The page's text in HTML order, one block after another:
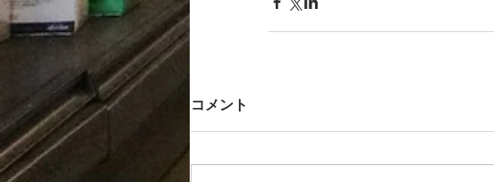
コメント